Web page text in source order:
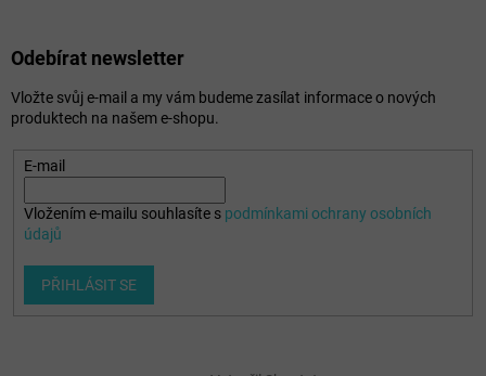
Odebírat newsletter
Vložte svůj e-mail a my vám budeme zasílat informace o nových
produktech na našem e-shopu.
E-mail
Vložením e-mailu souhlasíte s podmínkami ochrany osobních
údajů
PŘIHLÁSIT SE